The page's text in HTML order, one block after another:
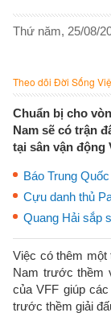
Thứ năm, 25/08/
Theo dõi Đời Sống
Chuẩn bị cho
Nam sẽ có trận
tại sân vận động
Báo Trung
Cựu danh thủ
Quang Hải sắp
Việc có thêm một
Nam trước thềm
của VFF giúp
trước thềm giải